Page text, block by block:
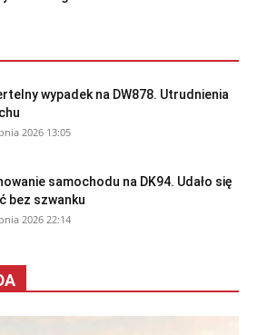
wypadek na DW878. Utrudnienia
2026 13:05
samochodu na DK94. Udało się
bez szwanku
2026 22:14